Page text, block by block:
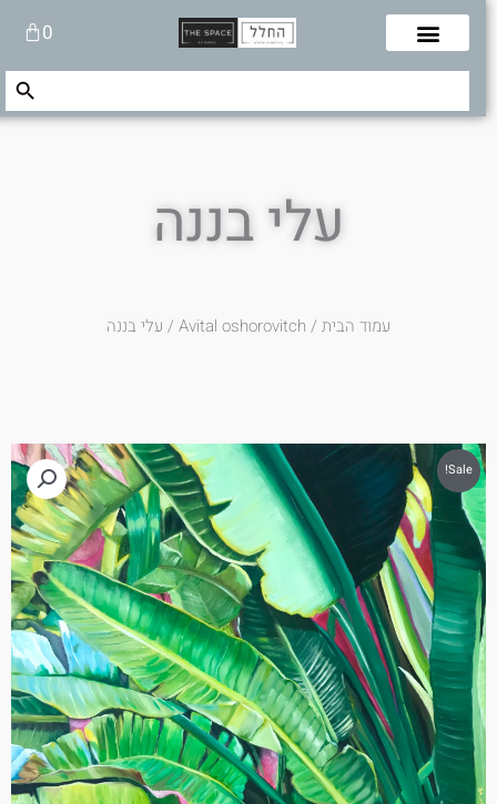
0עגלת
קניות
Search
Search Button
עלי בננה
עמוד הבית/
Avital oshorovitch/ עלי בננה
Sale!